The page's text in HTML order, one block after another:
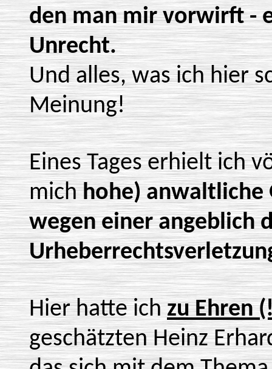
den man mir vorwirft -
Unrecht.
Und alles, was ich hier
Meinung!
Eines Tages erhielt ich
michhohe) anwaltliche
wegen einer angeblich
Hier hatte ichzu Ehren
geschätzten Heinz